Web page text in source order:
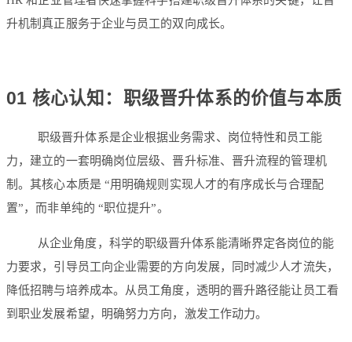
升机制真正服务于企业与员工的双向成长。
01 核心认知：职级晋升体系的价值与本质
职级晋升体系是企业根据业务需求、岗位特性和员工能
力，建立的一套明确岗位层级、晋升标准、晋升流程的管理机
制。其核心本质是 “用明确规则实现人才的有序成长与合理配
置”，而非单纯的 “职位提升”。
从企业角度，科学的职级晋升体系能清晰界定各岗位的能
力要求，引导员工向企业需要的方向发展，同时减少人才流失，
降低招聘与培养成本。从员工角度，透明的晋升路径能让员工看
到职业发展希望，明确努力方向，激发工作动力。